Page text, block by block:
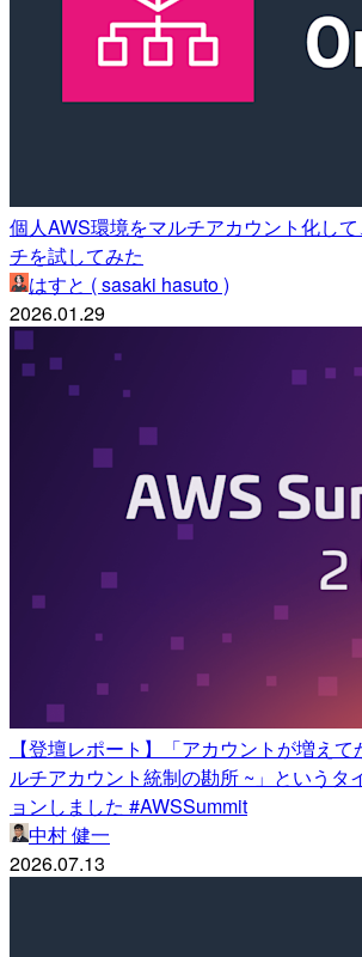
個人AWS環境をマルチアカウント化し
チを試してみた
はすと ( sasaki hasuto )
2026.01.29
【登壇レポート】「アカウントが増え
ルチアカウント統制の勘所 ~」というタ
ョンしました #AWSSummit
中村 健一
2026.07.13